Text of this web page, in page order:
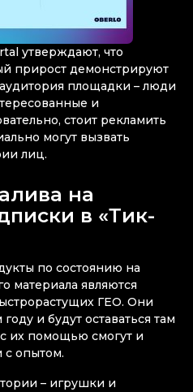
утверждают, что
прирост демонстрируют
площадки – люди
и
стоит рекламить
могут вызвать
лиц.
на
в «Тик-
по состоянию на
материала являются
ГЕО. Они
и будут оставаться там
их помощью смогут и
с опытом.
– игрушки и